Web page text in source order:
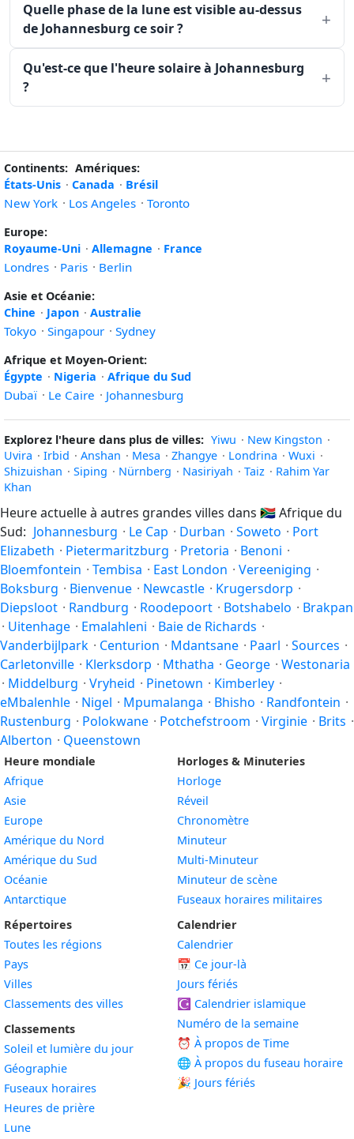
Quelle phase de la lune est visible au-dessus
de Johannesburg ce soir ?
Qu'est-ce que l'heure solaire à Johannesburg
?
Continents: Amériques:
États-Unis · Canada · Brésil
New York · Los Angeles · Toronto
Europe:
Royaume-Uni · Allemagne · France
Londres · Paris · Berlin
Asie et Océanie:
Chine · Japon · Australie
Tokyo · Singapour · Sydney
Afrique et Moyen-Orient:
Égypte · Nigeria · Afrique du Sud
Dubaï · Le Caire · Johannesburg
Explorez l'heure dans plus de villes: Yiwu · New Kingston ·
Uvira · Irbid · Anshan · Mesa · Zhangye · Londrina · Wuxi ·
Shizuishan · Siping · Nürnberg · Nasiriyah · Taiz · Rahim Yar
Khan
Heure actuelle à autres grandes villes dans 🇿🇦Afrique du
Sud: Johannesburg · Le Cap · Durban · Soweto · Port
Elizabeth · Pietermaritzburg · Pretoria · Benoni ·
Bloemfontein · Tembisa · East London · Vereeniging ·
Boksburg · Bienvenue · Newcastle · Krugersdorp ·
Diepsloot · Randburg · Roodepoort · Botshabelo · Brakpan
· Uitenhage · Emalahleni · Baie de Richards ·
Vanderbijlpark · Centurion · Mdantsane · Paarl · Sources ·
Carletonville · Klerksdorp · Mthatha · George · Westonaria
· Middelburg · Vryheid · Pinetown · Kimberley ·
eMbalenhle · Nigel · Mpumalanga · Bhisho · Randfontein ·
Rustenburg · Polokwane · Potchefstroom · Virginie · Brits ·
Alberton · Queenstown
Heure mondiale
Afrique
Asie
Europe
Amérique du Nord
Amérique du Sud
Océanie
Antarctique
Répertoires
Toutes les régions
Pays
Villes
Classements des villes
Classements
Soleil et lumière du jour
Géographie
Fuseaux horaires
Heures de prière
Lune
Horloges & Minuteries
Horloge
Réveil
Chronomètre
Minuteur
Multi-Minuteur
Minuteur de scène
Fuseaux horaires militaires
Calendrier
Calendrier
📅 Ce jour-là
Jours fériés
☪️ Calendrier islamique
Numéro de la semaine
⏰ À propos de Time
🌐 À propos du fuseau horaire
🎉 Jours fériés